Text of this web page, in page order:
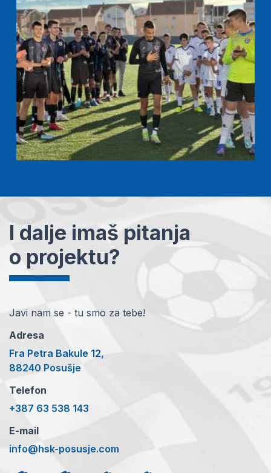
I dalje imaš pitanja
o projektu?
Javi nam se - tu smo za tebe!
Adresa
Fra Petra Bakule 12,
88240 Posušje
Telefon
+387 63 538 143
E-mail
info@hsk-posusje.com